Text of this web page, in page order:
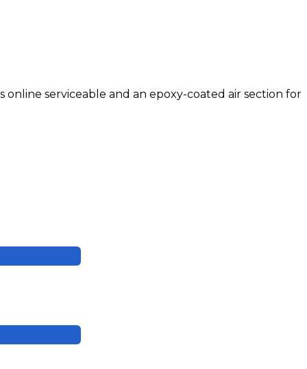
serviceable and an epoxy-coated air section for